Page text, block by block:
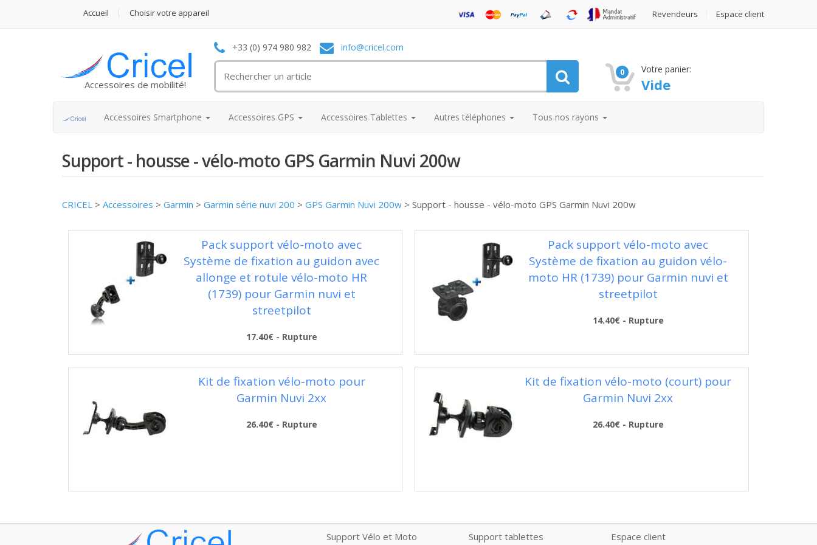
Accueil Choisir votre appareil Revendeurs Espace client
Accessoires de mobilité!
+33 (0) 974 980 982 info@cricel.com
0 Votre panier:
Vide
Accessoires Smartphone Accessoires GPS Accessoires Tablettes Autres téléphones Tous nos rayons
Support - housse - vélo-moto GPS Garmin Nuvi 200w
CRICEL > Accessoires > Garmin > Garmin série nuvi 200 > GPS Garmin Nuvi 200w > Support - housse - vélo-moto GPS Garmin Nuvi 200w
Pack support vélo-moto avec
Système de fixation au guidon avec
allonge et rotule vélo-moto HR
(1739) pour Garmin nuvi et
streetpilot
17.40€ - Rupture
Pack support vélo-moto avec
Système de fixation au guidon vélo-
moto HR (1739) pour Garmin nuvi et
streetpilot
14.40€ - Rupture
Kit de fixation vélo-moto pour
Garmin Nuvi 2xx
26.40€ - Rupture
Kit de fixation vélo-moto (court) pour
Garmin Nuvi 2xx
26.40€ - Rupture
Support Vélo et Moto Support tablettes Espace client